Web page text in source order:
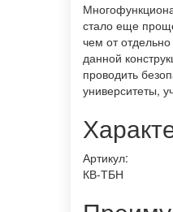
стало еще
чем от
данной
проводить
университеты,
Артикул:
КВ-ТБН